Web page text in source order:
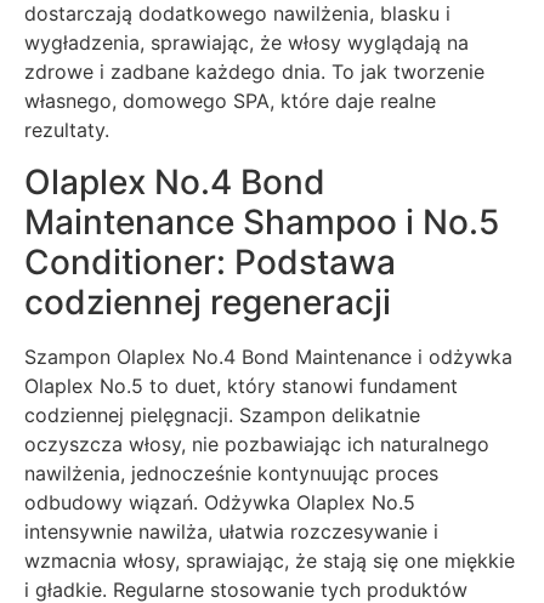
dostarczają dodatkowego nawilżenia, blasku i
wygładzenia, sprawiając, że włosy wyglądają na
zdrowe i zadbane każdego dnia. To jak tworzenie
własnego, domowego SPA, które daje realne
rezultaty.
Olaplex No.4 Bond
Maintenance Shampoo i No.5
Conditioner: Podstawa
codziennej regeneracji
Szampon Olaplex No.4 Bond Maintenance i odżywka
Olaplex No.5 to duet, który stanowi fundament
codziennej pielęgnacji. Szampon delikatnie
oczyszcza włosy, nie pozbawiając ich naturalnego
nawilżenia, jednocześnie kontynuując proces
odbudowy wiązań. Odżywka Olaplex No.5
intensywnie nawilża, ułatwia rozczesywanie i
wzmacnia włosy, sprawiając, że stają się one miękkie
i gładkie. Regularne stosowanie tych produktów